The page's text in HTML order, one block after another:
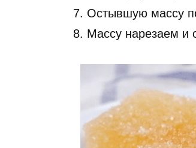
7. Остывшую массу
8. Массу нарезаем и